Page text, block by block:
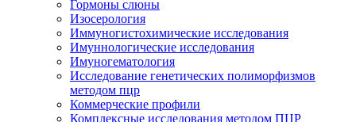
Гормоны слюны
Изосерология
Иммуногистохимические исследования
Имуннологические исследования
Имуногематология
Исследование генетических полиморфизмов
методом пцр
Коммерческие профили
Комплексные исследования методом ПЦР